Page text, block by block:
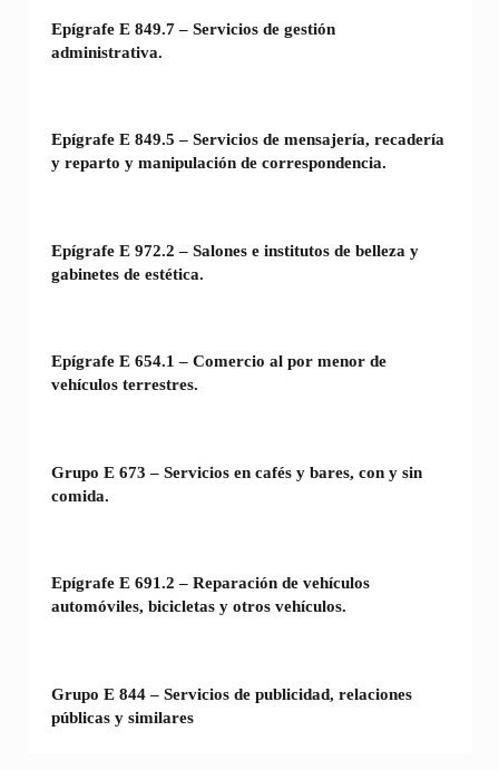
Epígrafe E 849.7 – Servicios de gestión
administrativa.
Epígrafe E 849.5 – Servicios de mensajería, recadería
y reparto y manipulación de correspondencia.
Epígrafe E 972.2 – Salones e institutos de belleza y
gabinetes de estética.
Epígrafe E 654.1 – Comercio al por menor de
vehículos terrestres.
Grupo E 673 – Servicios en cafés y bares, con y sin
comida.
Epígrafe E 691.2 – Reparación de vehículos
automóviles, bicicletas y otros vehículos.
Grupo E 844 – Servicios de publicidad, relaciones
públicas y similares